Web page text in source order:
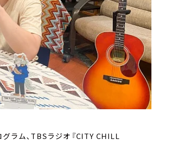
ラム、TBSラジオ『CITY CHILL